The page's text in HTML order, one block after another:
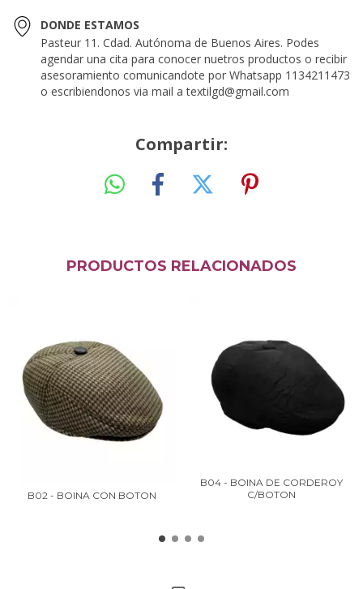
DONDE ESTAMOS
Pasteur 11. Cdad. Autónoma de Buenos Aires. Podes
agendar una cita para conocer nuetros productos o recibir
asesoramiento comunicandote por Whatsapp 1134211473
o escribiendonos via mail atextilgd@gmail.com
Compartir:
PRODUCTOS RELACIONADOS
B02 - BOINA CON BOTON
B04 - BOINA DE CORDEROY
C/BOTON